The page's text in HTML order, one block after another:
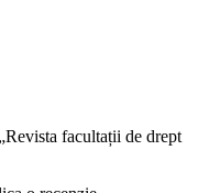
facultații de drept